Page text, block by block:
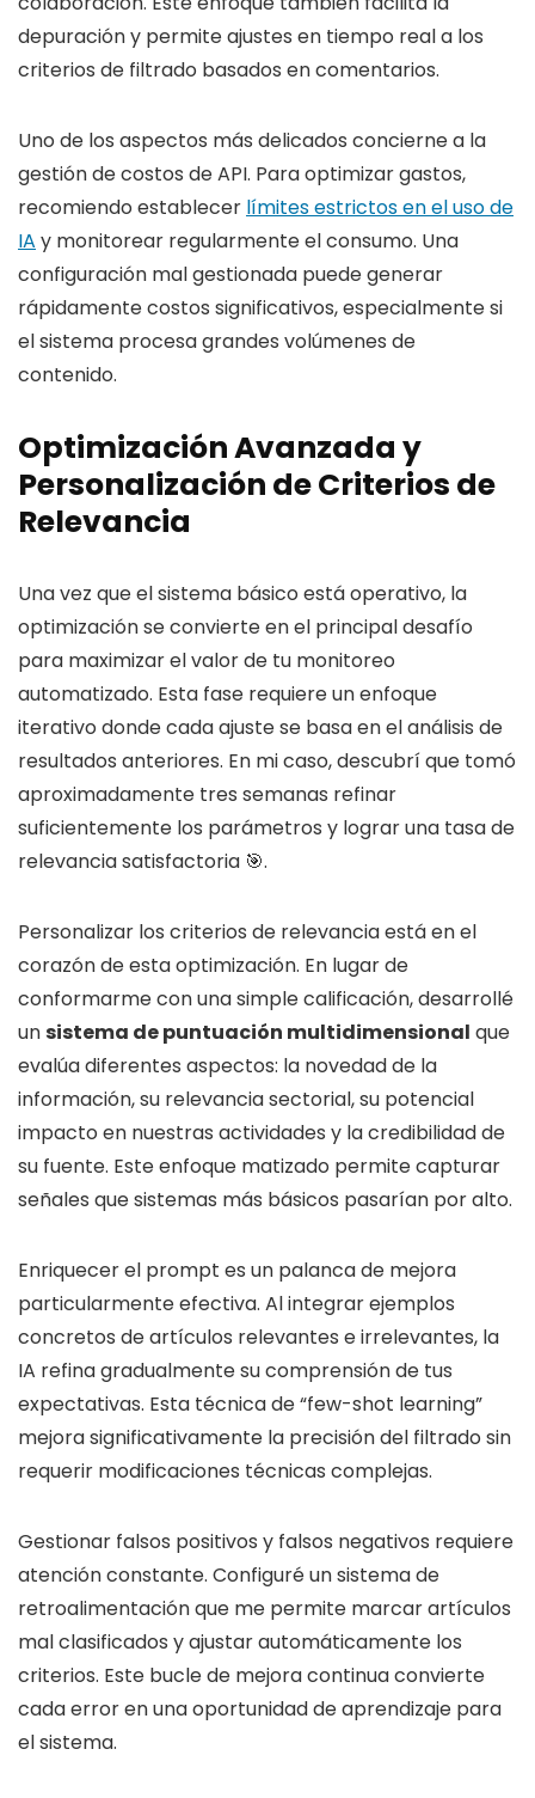
depuración y permite ajustes en tiempo real a los
criterios de filtrado basados en comentarios.
Uno de los aspectos más delicados concierne a la
gestión de costos de API. Para optimizar gastos,
recomiendo establecer límites estrictos en el uso de
IA y monitorear regularmente el consumo. Una
configuración mal gestionada puede generar
rápidamente costos significativos, especialmente si
el sistema procesa grandes volúmenes de
contenido.
Optimización Avanzada y
Personalización de Criterios de
Relevancia
Una vez que el sistema básico está operativo, la
optimización se convierte en el principal desafío
para maximizar el valor de tu monitoreo
automatizado. Esta fase requiere un enfoque
iterativo donde cada ajuste se basa en el análisis de
resultados anteriores. En mi caso, descubrí que tomó
aproximadamente tres semanas refinar
suficientemente los parámetros y lograr una tasa de
relevancia satisfactoria 🎯.
Personalizar los criterios de relevancia está en el
corazón de esta optimización. En lugar de
conformarme con una simple calificación, desarrollé
unsistema de puntuación multidimensional que
evalúa diferentes aspectos: la novedad de la
información, su relevancia sectorial, su potencial
impacto en nuestras actividades y la credibilidad de
su fuente. Este enfoque matizado permite capturar
señales que sistemas más básicos pasarían por alto.
Enriquecer el prompt es un palanca de mejora
particularmente efectiva. Al integrar ejemplos
concretos de artículos relevantes e irrelevantes, la
IA refina gradualmente su comprensión de tus
expectativas. Esta técnica de “few-shot learning”
mejora significativamente la precisión del filtrado sin
requerir modificaciones técnicas complejas.
Gestionar falsos positivos y falsos negativos requiere
atención constante. Configuré un sistema de
retroalimentación que me permite marcar artículos
mal clasificados y ajustar automáticamente los
criterios. Este bucle de mejora continua convierte
cada error en una oportunidad de aprendizaje para
el sistema.